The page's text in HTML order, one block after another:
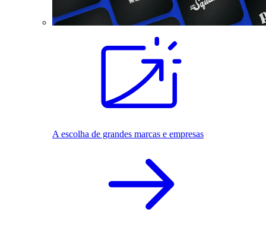
A escolha de grandes marcas e empresas